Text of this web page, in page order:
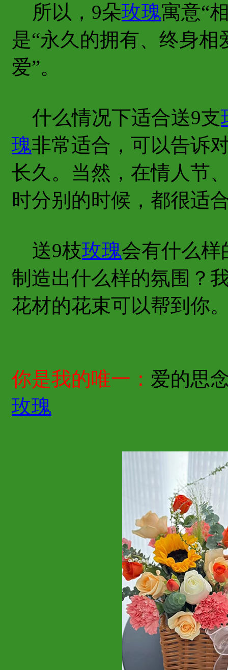
所以，9朵玫瑰寓意“
是“永久的拥有、终身相
爱”。
什么情况下适合送9支
瑰非常适合，可以告诉
长久。当然，在情人节
时分别的时候，都很适
送9枝玫瑰会有什么样
制造出什么样的氛围？
花材的花束可以帮到你
你是我的唯一： 爱的思
玫瑰